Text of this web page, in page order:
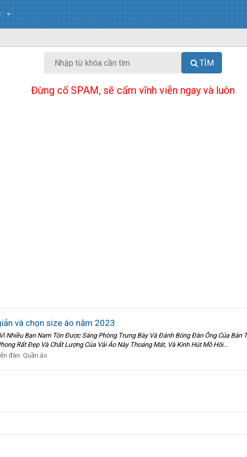
TÌM
Đừng cố SPAM, sẽ cấm vĩnh viễn ngay và luôn
và chọn size áo năm 2023
Nhiều Bạn Nam Tôn Được Sáng Phòng Trưng Bày Và Đánh Bóng Đàn Ông Của Bản
Rất Đẹp Và Chất Lượng Của Vải Áo Này Thoáng Mát, Và Kinh Hút Mồ Hôi...
đàn:Quần áo